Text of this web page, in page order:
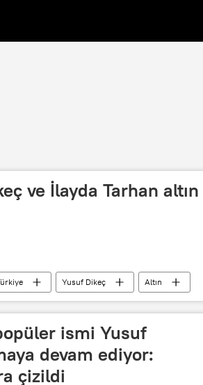
ve İlayda Tarhan altın
Yusuf Dikeç
Altın
Madalya Silah Tabanca
ismi Yusuf
devam ediyor:
çizildi